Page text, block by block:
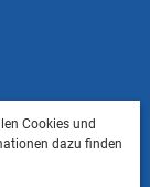
Cookies und
dazu finden